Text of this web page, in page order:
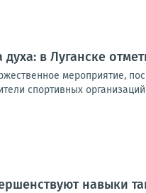
в Луганске
мероприятие,
спортивных
навыки